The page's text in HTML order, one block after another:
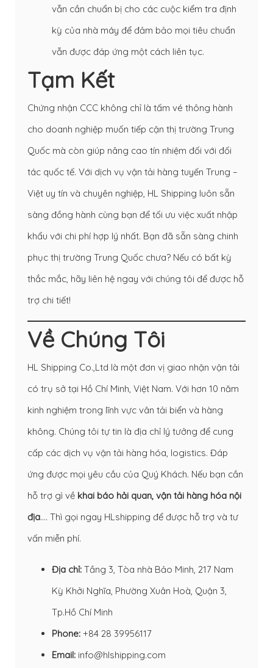
vẫn cần chuẩn bị cho các cuộc kiểm tra định
kỳ của nhà máy để đảm bảo mọi tiêu chuẩn
vẫn được đáp ứng một cách liên tục.
Tạm Kết
Chứng nhận CCC không chỉ là tấm vé thông hành
cho doanh nghiệp muốn tiếp cận thị trường Trung
Quốc mà còn giúp nâng cao tín nhiệm đối với đối
tác quốc tế. Với dịch vụ vận tải hàng tuyến Trung –
Việt uy tín và chuyên nghiệp, HL Shipping luôn sẵn
sàng đồng hành cùng bạn để tối ưu việc xuất nhập
khẩu với chi phí hợp lý nhất. Bạn đã sẵn sàng chinh
phục thị trường Trung Quốc chưa? Nếu có bất kỳ
thắc mắc, hãy liên hệ ngay với chúng tôi để được hỗ
trợ chi tiết!
Về Chúng Tôi
HL Shipping Co.,Ltd là một đơn vị giao nhận vận tải
có trụ sở tại Hồ Chí Minh, Việt Nam. Với hơn 10 năm
kinh nghiệm trong lĩnh vực vân tải biển và hàng
không. Chúng tôi tự tin là địa chỉ lý tưởng để cung
cấp các dịch vụ vận tải hàng hóa, logistics. Đáp
ứng được mọi yêu cầu của Quý Khách. Nếu bạn cần
hỗ trợ gì về khai báo hải quan, vận tải hàng hóa nội
địa…. Thì gọi ngay HLshipping để được hỗ trợ và tư
vấn miễn phí.
Địa chỉ: Tầng 3, Tòa nhà Bảo Minh, 217 Nam
Kỳ Khởi Nghĩa, Phường Xuân Hoà, Quận 3,
Tp.Hồ Chí Minh
Phone: +84 28 39956117
Email: info@hlshipping.com